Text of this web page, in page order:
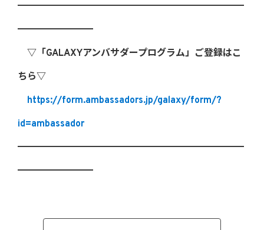
━━━━━━━━━━━━━━━━━━━━━━━━
━━━━━━━━
▽「GALAXYアンバサダープログラム」ご登録はこ
ちら▽
https://form.ambassadors.jp/galaxy/form/?
id=ambassador
━━━━━━━━━━━━━━━━━━━━━━━━
━━━━━━━━